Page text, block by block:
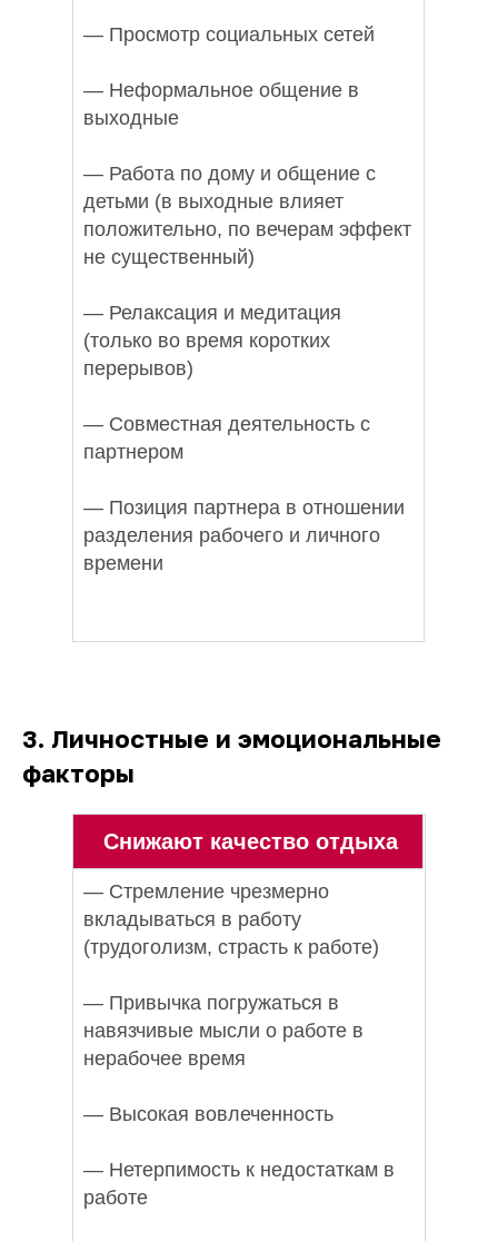
— Просмотр социальных сетей
— Неформальное общение в
выходные
— Работа по дому и общение с
детьми (в выходные влияет
положительно, по вечерам эффект
не существенный)
— Релаксация и медитация
(только во время коротких
перерывов)
— Совместная деятельность с
партнером
— Позиция партнера в отношении
разделения рабочего и личного
времени
3. Личностные и эмоциональные
факторы
Снижают качество отдыха
— Стремление чрезмерно
вкладываться в работу
(трудоголизм, страсть к работе)
— Привычка погружаться в
навязчивые мысли о работе в
нерабочее время
— Высокая вовлеченность
— Нетерпимость к недостаткам в
работе